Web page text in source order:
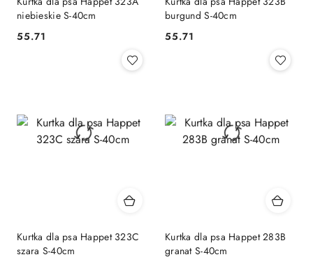
niebieskie S-40cm
Cena:
55.71
burgund S-40cm
Cena:
55.71
Kurtka dla psa Happet 323C
szara S-40cm
Kurtka dla psa Happet 283B
granat S-40cm